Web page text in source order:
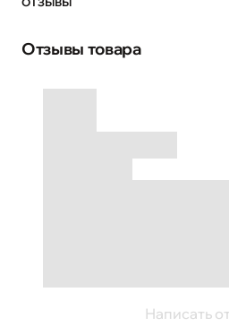
Отзывы товара
Написать